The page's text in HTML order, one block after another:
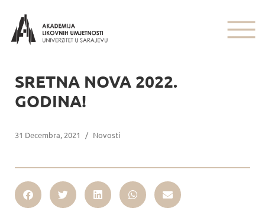
SRETNA NOVA 2022.
GODINA!
31 Decembra, 2021 / Novosti